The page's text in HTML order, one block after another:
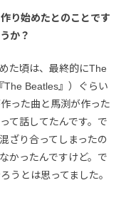
り始めたとのことです
か？
た頃は、最終的にThe
The Beatles』）ぐらい
った曲と馬渕が作った
て話してたんです。で
ざり合ってしまったの
かったんですけど。で
うとは思ってました。